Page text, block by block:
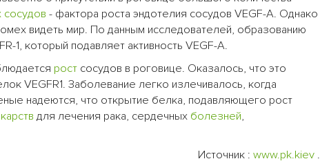
сосудов - фактора роста эндотелия сосудов VEGF-A. Однако
видеть мир. По данным исследователей, образованию
1, который подавляет активность VEGF-A.
рост сосудов в роговице. Оказалось, что это
VEGFR1. Заболевание легко излечивалось, когда
надеются, что открытие белка, подавляющего рост
для лечения рака, сердечных болезней,
Источник :www.pk.kiev .